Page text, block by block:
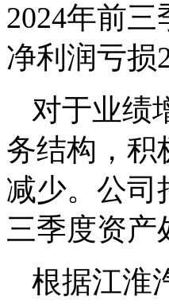
2024年前
净利润亏损
对于业绩
务结构，积
减少。公司
三季度资产
根据江淮